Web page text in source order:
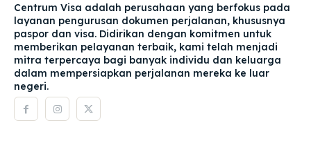
Centrum Visa adalah perusahaan yang berfokus pada
layanan pengurusan dokumen perjalanan, khususnya
paspor dan visa. Didirikan dengan komitmen untuk
memberikan pelayanan terbaik, kami telah menjadi
mitra terpercaya bagi banyak individu dan keluarga
dalam mempersiapkan perjalanan mereka ke luar
negeri.